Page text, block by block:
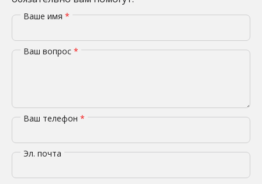
Ваше имя *
Ваш вопрос *
Ваш телефон *
Эл. почта